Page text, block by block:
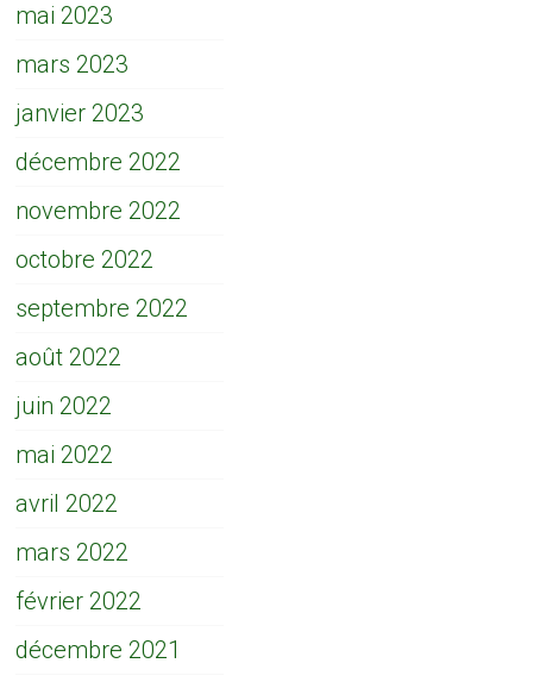
mai 2023
mars 2023
janvier 2023
décembre 2022
novembre 2022
octobre 2022
septembre 2022
août 2022
juin 2022
mai 2022
avril 2022
mars 2022
février 2022
décembre 2021